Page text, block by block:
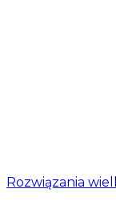
Rozwiązania